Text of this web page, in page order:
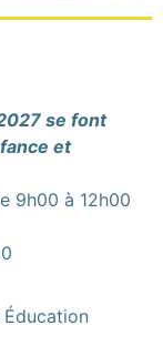
se font
et
9h00 à 12h00
Éducation